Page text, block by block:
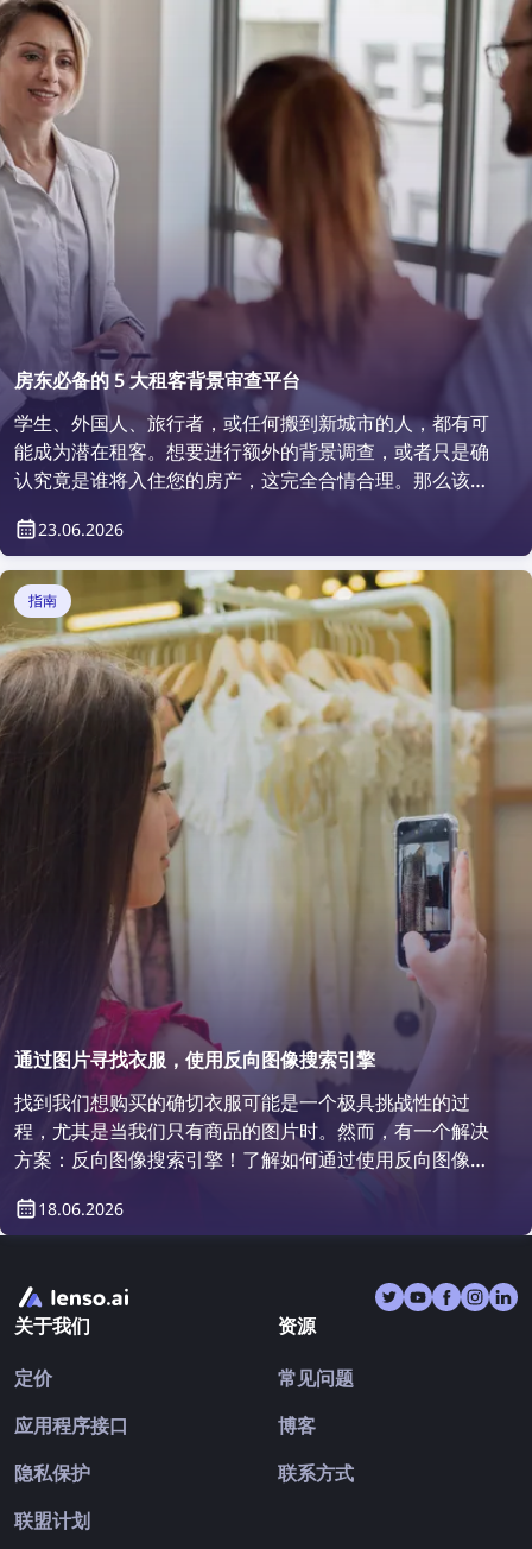
房东必备的 5 大租客背景审查平台
学生、外国人、旅行者，或任何搬到新城市的人，都有可
能成为潜在租客。想要进行额外的背景调查，或者只是确
认究竟是谁将入住您的房产，这完全合情合理。那么该如
23.06.2026
指南
通过图片寻找衣服，使用反向图像搜索引擎
找到我们想购买的确切衣服可能是一个极具挑战性的过
程，尤其是当我们只有商品的图片时。然而，有一个解决
方案：反向图像搜索引擎！了解如何通过使用反向图像搜
18.06.2026
关于我们
定价
应用程序接口
隐私保护
联盟计划
资源
常见问题
博客
联系方式